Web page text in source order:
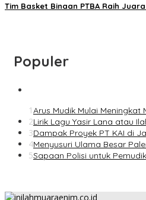
Tim Basket Binaan PTBA Raih
Populer
1Arus Mudik Mulai
2Lirik Lagu Yasir Lana atau
3Dampak Proyek PT KAI di
4Menyusuri Ulama Besar
5Sapaan Polisi untuk